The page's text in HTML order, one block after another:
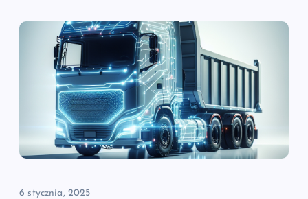
c
p
6 stycznia, 2025